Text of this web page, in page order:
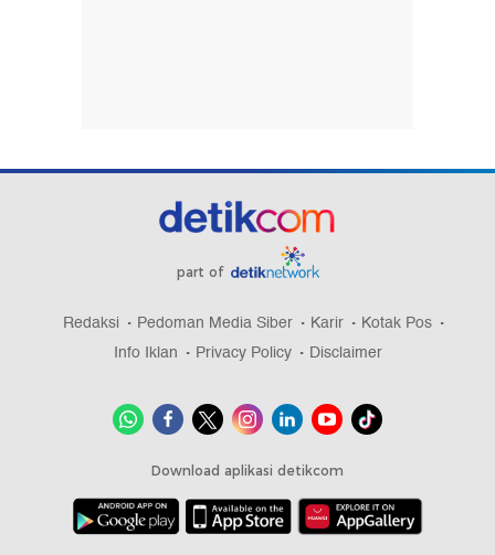
part of
Redaksi Pedoman Media Siber Karir
Kotak Pos
Info Iklan
Privacy Policy Disclaimer
Download aplikasi detikcom